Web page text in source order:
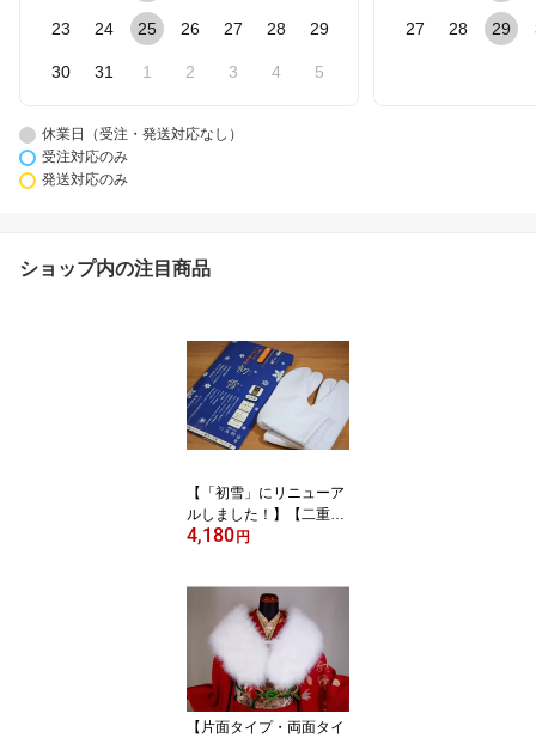
23 24 25 26 27 28 29
30 31 1 2 3 4 5
27 28 29
休業日（受注・発送対応なし）
受注対応のみ
発送対応のみ
ショップ内の注目商品
【「初雪」にリニューア
ルしました！】【二重ネ
ル足袋・冬用ストレッチ
L・LL・3L・4L）」【1
通のDM便で1足のみ】
4,180円
【片面タイプ・両面タイ